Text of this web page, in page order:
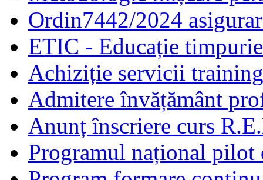
Ordin7442/2024
ETIC - Educație
Achiziție servicii
Admitere învățământ
Anunț înscriere curs
Programul național pilot